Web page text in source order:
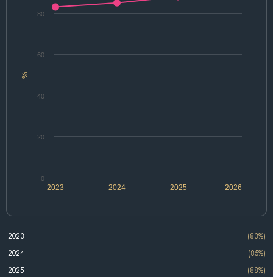
%
2024 2026
2023 2025
0
20
40
60
80
2023
(83%)
2024
(85%)
2025
(88%)